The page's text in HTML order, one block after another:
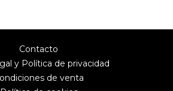
Contacto
y Política de privacidad
de venta